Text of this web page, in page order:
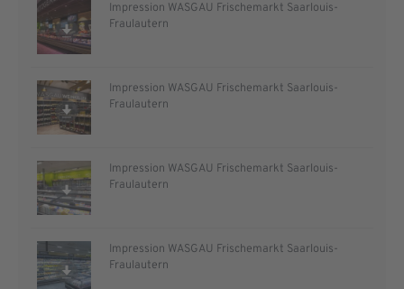
Impression WASGAU Frischemarkt Saarlouis-
Fraulautern
Impression WASGAU Frischemarkt Saarlouis-
Fraulautern
Impression WASGAU Frischemarkt Saarlouis-
Fraulautern
Impression WASGAU Frischemarkt Saarlouis-
Fraulautern